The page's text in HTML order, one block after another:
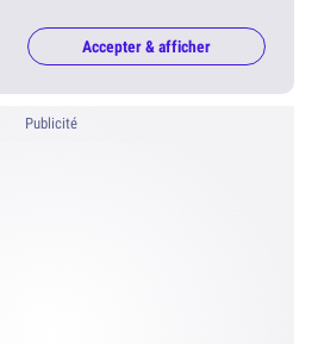
Accepter & afficher
Publicité